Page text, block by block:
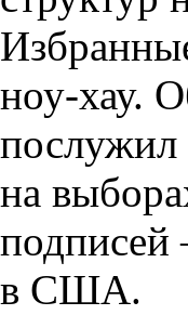
ноу-хау.
послужил
на
в США.